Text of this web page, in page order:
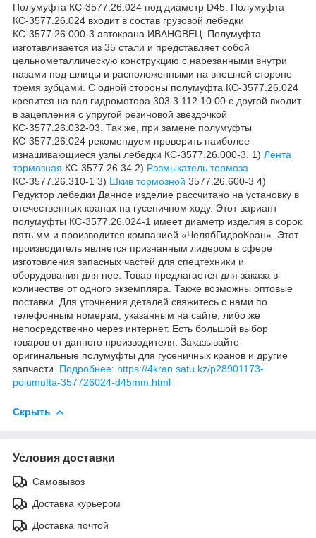
Полумуфта КС-3577.26.024 под диаметр D45. Полумуфта
КС-3577.26.024 входит в состав грузовой лебедки
КС-3577.26.000-3 автокрана ИВАНОВЕЦ. Полумуфта
изготавливается из 35 стали и представляет собой
цельнометаллическую конструкцию с нарезанными внутри
пазами под шлицы и расположенными на внешней стороне
тремя зубцами. С одной стороны полумуфта КС-3577.26.024
крепится на вал гидромотора 303.3.112.10.00 с другой входит
в зацепления с упругой резиновой звездочкой
КС-3577.26.032-03. Так же, при замене полумуфты
КС-3577.26.024 рекомендуем проверить наиболее
изнашивающиеся узлы лебедки КС-3577.26.000-3. 1) Лента
тормозная КС-3577.26.34 2) Размыкатель тормоза
КС-3577.26.310-1 3) Шкив тормозной 3577.26.600-3 4)
Редуктор лебедки Данное изделие рассчитано на установку в
отечественных кранах на гусеничном ходу. Этот вариант
полумуфты КС-3577.26.024-1 имеет диаметр изделия в сорок
пять мм и производится компанией «ЧелябГидроКран». Этот
производитель является признанным лидером в сфере
изготовления запасных частей для спецтехники и
оборудования для нее. Товар предлагается для заказа в
количестве от одного экземпляра. Также возможны оптовые
поставки. Для уточнения деталей свяжитесь с нами по
телефонным номерам, указанным на сайте, либо же
непосредственно через интернет. Есть большой выбор
товаров от данного производителя. Заказывайте
оригинальные полумуфты для гусеничных кранов и другие
запчасти. Подробнее: https://4kran.satu.kz/p28901173-
polumufta-357726024-d45mm.html
Скрыть
Условия доставки
Самовывоз
Доставка курьером
Доставка почтой